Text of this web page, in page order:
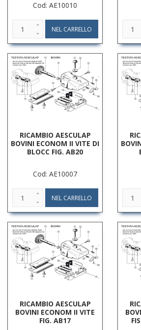
Cod: AE10010
RICAMBIO AESCULAP
BOVINI ECONOM II VITE DI
BLOCC FIG. AB20
Cod: AE10007
RICAMBIO AESCULAP
BOVINI ECONOM II VITE
FIG. AB17